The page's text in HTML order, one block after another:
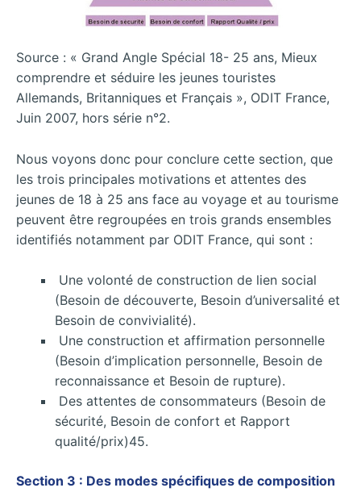
Source : « Grand Angle Spécial 18- 25 ans, Mieux
comprendre et séduire les jeunes touristes
Allemands, Britanniques et Français », ODIT France,
Juin 2007, hors série n°2.
Nous voyons donc pour conclure cette section, que
les trois principales motivations et attentes des
jeunes de 18 à 25 ans face au voyage et au tourisme
peuvent être regroupées en trois grands ensembles
identifiés notamment par ODIT France, qui sont :
Une volonté de construction de lien social
(Besoin de découverte, Besoin d’universalité et
Besoin de convivialité).
Une construction et affirmation personnelle
(Besoin d’implication personnelle, Besoin de
reconnaissance et Besoin de rupture).
Des attentes de consommateurs (Besoin de
sécurité, Besoin de confort et Rapport
qualité/prix)45.
Section 3 : Des modes spécifiques de composition